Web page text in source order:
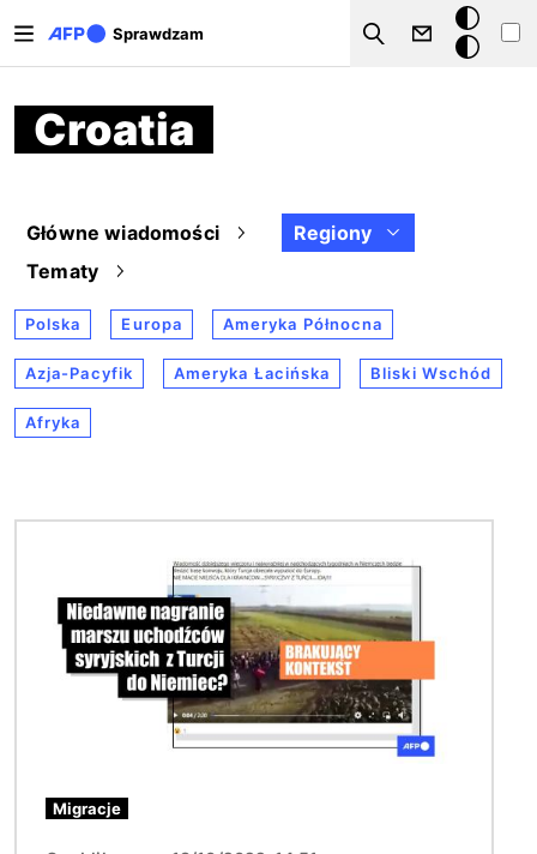
Sprawdzam
Szukaj
Tryb
ciemny
Croatia
Główne wiadomości
Regiony
Tematy
Polska Europa Ameryka Północna
Azja-Pacyfik Ameryka Łacińska Bliski Wschód
Afryka
Migracje